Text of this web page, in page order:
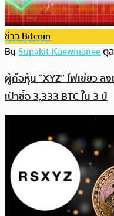
ข่าว Bitcoin
BySupakit Kaewmaneeตุ
ผู้ถือหุ้น “XYZ” ไฟเขียว
เป้าซื้อ 3,333 BTC ใน 3 ปี